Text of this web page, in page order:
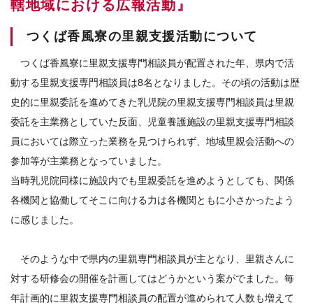
轄地域における広報活動』
つくば香風寮の里親支援活動について
つくば香風寮に里親支援専門相談員が配置された年、県内で活
動する里親支援専門相談員は8名となりました。その頃の活動は歴
史的に里親委託を進めてきた乳児院の里親支援専門相談員は里親
委託を主業務としていた反面、児童養護施設の里親支援専門相談
員においては際立った業務を見つけられず、地域里親会活動への
参加等が主業務となっていました。
当時乳児院同様に施設内でも里親委託を進めようとしても、関係
各機関と協働してそこに向ける力は各機関ともに小さかったよう
に感じました。
そのような中で県内の里親専門相談員が主となり、里親さんに
対する研修会の開催を計画してはどうかという案がでました。毎
年計画的に里親支援専門相談員の配置が進められて人数も増えて